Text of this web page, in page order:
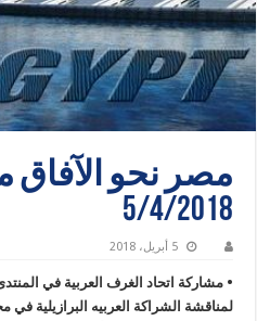
5/4/2018
5 أبريل، 2018
• مشاركة اتحاد الغرف العربية في
لمناقشة الشراكة العربيه البرازيلية في